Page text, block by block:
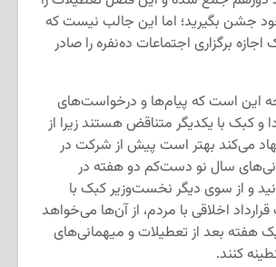
خود جشن بگیرید؛ اما این جالب نیست که
برگزاری اجتماعات ده‌نفره را صادر
این است که پیام‌ها و درخواست‌های
و کبک با یکدیگر متناقض هستند زیرا از
می‌کند بهتر است پیش از شرکت در
سال نو دست‌کم دو هفته در
و از سوی دیگر نخست‌وزیر کبک با
اخلاقی با مردم، از آن‌ها می‌خواهد
هفته بعد از تعطیلات و میهمانی‌های
کنند.